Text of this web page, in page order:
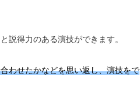
説得力のある演技ができます。
わせたかなどを思い返し、演技をで